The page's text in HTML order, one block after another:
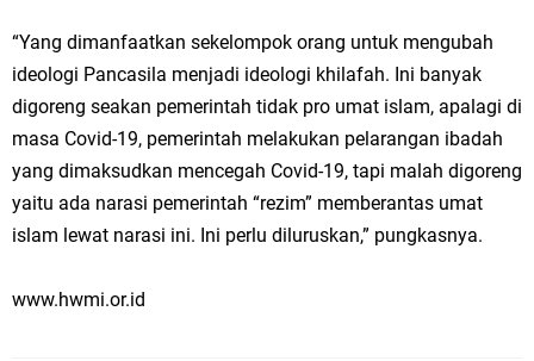
“Yang dimanfaatkan sekelompok orang untuk mengubah
ideologi Pancasila menjadi ideologi khilafah. Ini banyak
digoreng seakan pemerintah tidak pro umat islam, apalagi di
masa Covid-19, pemerintah melakukan pelarangan ibadah
yang dimaksudkan mencegah Covid-19, tapi malah digoreng
yaitu ada narasi pemerintah “rezim” memberantas umat
islam lewat narasi ini. Ini perlu diluruskan,” pungkasnya.
www.hwmi.or.id